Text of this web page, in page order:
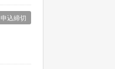
申込締切